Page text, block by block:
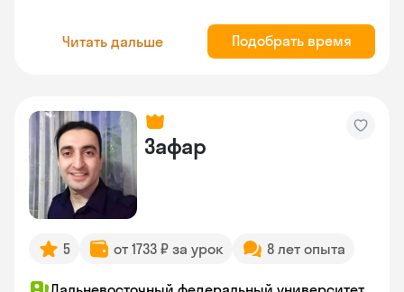
Читать дальше Подобрать время
Зафар
5 от 1733 ₽ за урок 8 лет опыта